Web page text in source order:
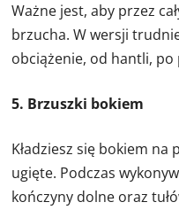
Ważne jest, aby przez
brzucha. W wersji
obciążenie, od hantli, po
5. Brzuszki bokiem
Kładziesz się bokiem na
ugięte. Podczas
kończyny dolne oraz